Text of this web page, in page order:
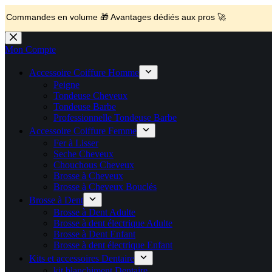
en volume 🎁 Avantages dédiés aux pros 🚀
🚚 Livraison Gratuite en Europe Expédition en 48h 📦 Pensé
🔥 Déjà adopté par les pros 👉 Passez en Espace Pro B2B 📦
Passer
au
Mon Compte
Accessoire Coiffure Homme
Peigne
Tondeuse Cheveux
Tondeuse Barbe
Professionnelle Tondeuse Barbe
Accessoire Coiffure Femme
Fer à Lisser
Seche Cheveux
Chouchous Cheveux
Brosse à Cheveux
Brosse à Cheveux Bouclés
Brosse à Dent
Brosse à Dent Adulte
Brosse à dent électrique Adulte
Brosse à Dent Enfant
Brosse à dent électrique Enfant
Kits et accessoires Dentaire